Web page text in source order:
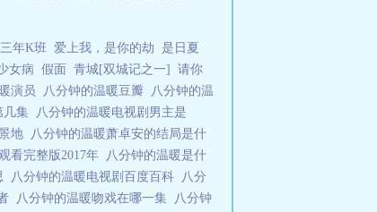
三年K班 爱上我，是你的劫
是日夏
女病 假面 青城[双城记之一]
请你
演员 八分钟的温暖豆瓣
八分钟的温
几集
八分钟的温暖电视剧男主是
地
八分钟的温暖萧卓安的结局是什
看完整版2017年
八分钟的温暖是什
八分钟的温暖电视剧百度百科
八分
八分钟的温暖吻戏在哪一集
八分钟